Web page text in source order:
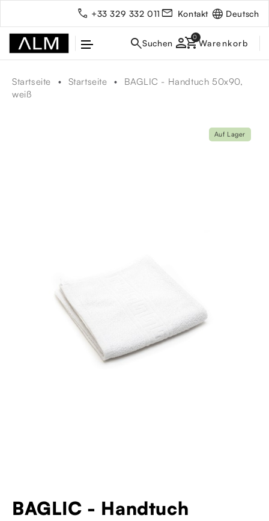
+33 329 332 011 Kontakt Deutsch
person
Startseite Startseite
BAGLIC - Handtuch 50x90,
weiß
Auf Lager
BAGLIC - Handtuch